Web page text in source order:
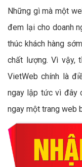
Những gì mà một
đem lại cho doanh
thúc khách hàng
chất lượng. Vì vậy,
VietWeb chính là
ngay lập tức vì đây
ngay một trang web